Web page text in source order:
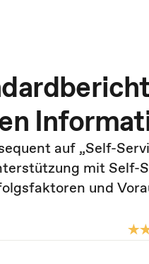
auf „Self-
mit Self-
und